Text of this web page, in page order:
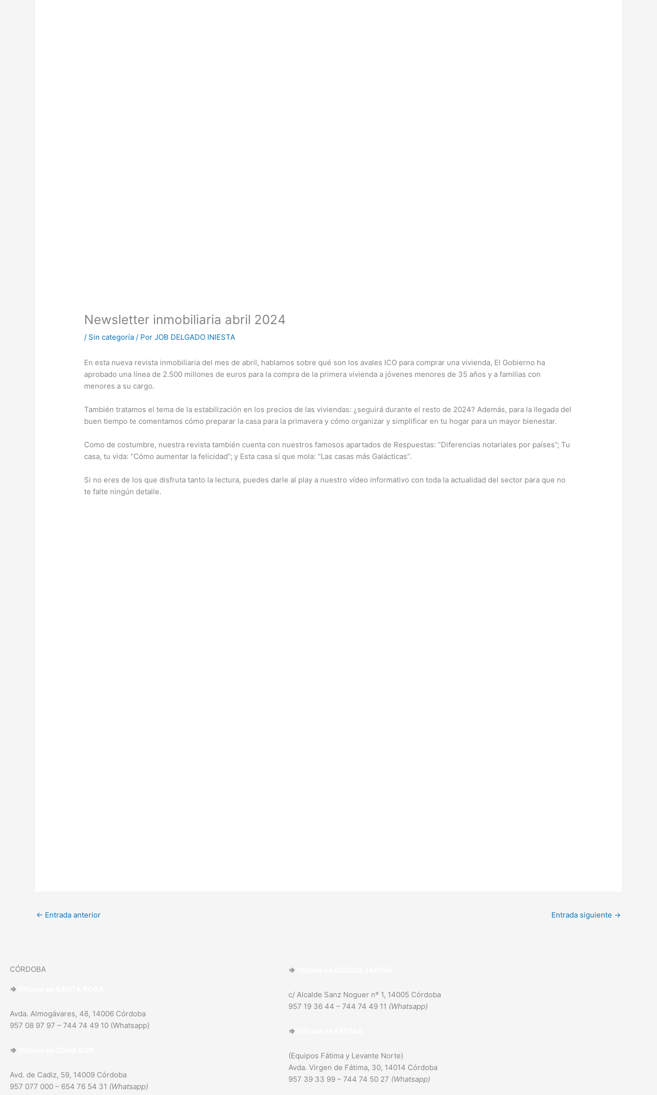
Newsletter inmobiliaria abril 2024
/ Sin categoría / PorJOB DELGADO INIESTA
En esta nueva revista inmobiliaria del mes de abril, hablamos sobre qué son los avales ICO para comprar una vivienda, El Gobierno ha
aprobado una línea de 2.500 millones de euros para la compra de la primera vivienda a jóvenes menores de 35 años y a familias con
menores a su cargo.
También tratamos el tema de la estabilización en los precios de las viviendas: ¿seguirá durante el resto de 2024? Además, para la llegada del
buen tiempo te comentamos cómo preparar la casa para la primavera y cómo organizar y simplificar en tu hogar para un mayor bienestar.
Como de costumbre, nuestra revista también cuenta con nuestros famosos apartados de Respuestas: “Diferencias notariales por países”; Tu
casa, tu vida: “Cómo aumentar la felicidad”; y Esta casa sí que mola: “Las casas más Galácticas”.
Si no eres de los que disfruta tanto la lectura, puedes darle al play a nuestro vídeo informativo con toda la actualidad del sector para que no
te falte ningún detalle.
← Entrada anterior Entrada siguiente →
CÓRDOBA
⇒
Avda. Almogávares, 48, 14006 Córdoba
957 08 97 97 – 744 74 49 10 (Whatsapp)
⇒
Avd. de Cadiz, 59, 14009 Córdoba
957 077 000 – 654 76 54 31 (Whatsapp)
⇒
c/ Alcalde Sanz Noguer nº 1, 14005 Córdoba
957 19 36 44 – 744 74 49 11 (Whatsapp)
⇒
(Equipos Fátima y Levante Norte)
Avda. Virgen de Fátima, 30, 14014 Córdoba
957 39 33 99 – 744 74 50 27 (Whatsapp)